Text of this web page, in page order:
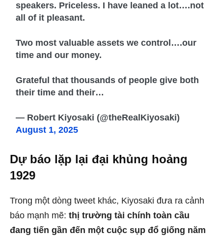
speakers. Priceless. I have leaned a lot….not
all of it pleasant.
Two most valuable assets we control….our
time and our money.
Grateful that thousands of people give both
their time and their…
— Robert Kiyosaki (@theRealKiyosaki)
August 1, 2025
Dự báo lặp lại đại khủng hoảng
1929
Trong một dòng tweet khác, Kiyosaki đưa ra cảnh
báo mạnh mẽ: thị trường tài chính toàn cầu
đang tiến gần đến một cuộc sụp đổ giống năm